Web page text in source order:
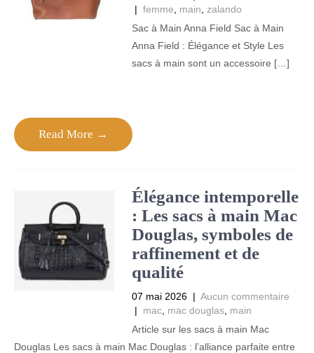
| femme main
zalando
Sac à Main Anna Field Sac à Main
Anna Field : Élégance et Style Les
sacs à main sont un accessoire […]
Read More →
Élégance intemporelle
: Les sacs à main Mac
Douglas, symboles de
raffinement et de
qualité
07 mai 2026 | Aucun commentaire
| mac, mac douglas, main
Article sur les sacs à main Mac
Douglas Les sacs à main Mac Douglas : l’alliance parfaite entre